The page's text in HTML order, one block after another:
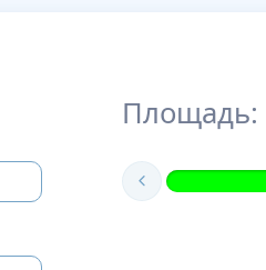
Площадь: